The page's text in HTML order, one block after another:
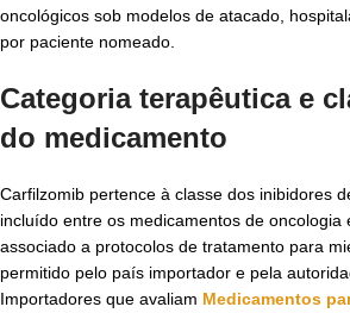
oncológicos sob modelos de atacado,
por paciente nomeado.
Categoria terapêutica e
do medicamento
Carfilzomib pertence à classe dos inibidores
incluído entre os medicamentos de oncologia
associado a protocolos de tratamento para
permitido pelo país importador e pela
Importadores que avaliam Medicamentos